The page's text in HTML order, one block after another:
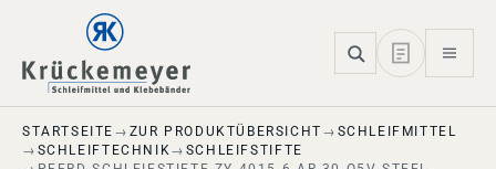
Skip to main navigation
Skip to main content
Skip to page footer
STARTSEITE ZUR PRODUKTÜBERSICHT
SCHLEIFMITTEL
SCHLEIFTECHNIK
SCHLEIFSTIFTE